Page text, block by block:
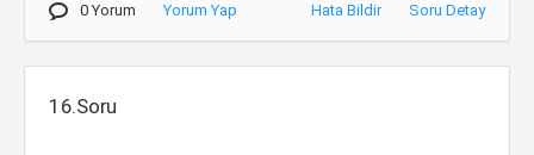
0 Yorum Yorum Yap Hata Bildir Soru Detay
16.Soru